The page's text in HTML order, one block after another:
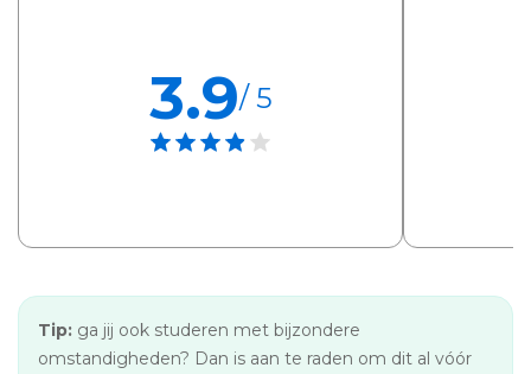
3.9/ 5
Tip: ga jij ook studeren met bijzondere
omstandigheden? Dan is aan te raden om dit al vóór